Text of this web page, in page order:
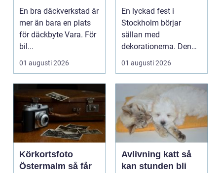
säker körning året
runt
En bra däckverkstad är
mer än bara en plats
för däckbyte Vara. För
bil...
01 augusti 2026
till ditt evenemang
En lyckad fest i
Stockholm börjar
sällan med
dekorationerna. Den
börjar i köket....
01 augusti 2026
Körkortsfoto
Östermalm så får
Avlivning katt så
kan stunden bli